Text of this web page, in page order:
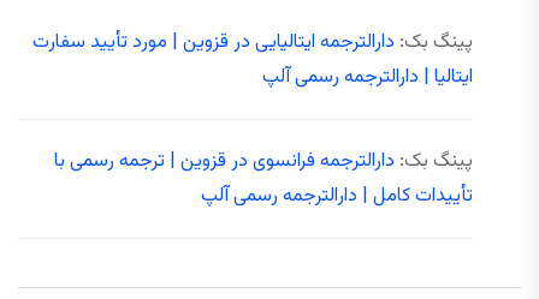
پینگ بک: دارالترجمه ایتالیایی در قزوین | مورد تأیید سفارت
ایتالیا | دارالترجمه رسمی آلپ
پینگ بک: دارالترجمه فرانسوی در قزوین | ترجمه رسمی با
تأییدات کامل | دارالترجمه رسمی آلپ